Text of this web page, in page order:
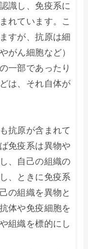
識し、免疫系に
れています。こ
すが、抗原は細
がん細胞など）
一部であったり
は、それ自体が
抗原が含まれて
免疫系は異物や
、自己の組織の
、ときに免疫系
の組織を異物と
体や免疫細胞を
組織を標的にし